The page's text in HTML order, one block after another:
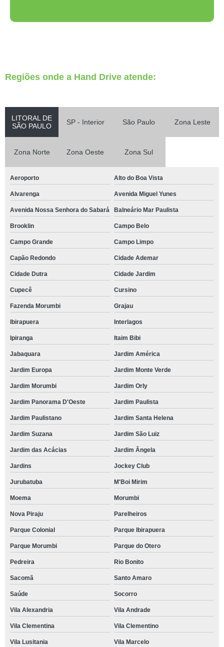
Regiões onde a Hand Drive atende:
LITORAL DE
SÃO PAULO
SP - Interior São Paulo Zona Leste
Zona Norte Zona Oeste Zona Sul
Aeroporto Alto do Boa Vista
Alvarenga Avenida Miguel Yunes
Avenida Nossa Senhora do Sabará Balneário Mar Paulista
Brooklin Campo Belo
Campo Grande Campo Limpo
Capão Redondo Cidade Ademar
Cidade Dutra Cidade Jardim
Cupecê Cursino
Fazenda Morumbi Grajau
Ibirapuera Interlagos
Ipiranga Itaim Bibi
Jabaquara Jardim América
Jardim Europa Jardim Monte Verde
Jardim Morumbi Jardim Orly
Jardim Panorama D'Oeste Jardim Paulista
Jardim Paulistano Jardim Santa Helena
Jardim Suzana Jardim São Luiz
Jardim das Acácias Jardim Ângela
Jardins Jockey Club
Jurubatuba M'Boi Mirim
Moema Morumbi
Nova Piraju Parelheiros
Parque Colonial Parque Ibirapuera
Parque Morumbi Parque do Otero
Pedreira Rio Bonito
Sacomã Santo Amaro
Saúde Socorro
Vila Alexandria Vila Andrade
Vila Clementina Vila Clementino
Vila Lusitania Vila Marcelo